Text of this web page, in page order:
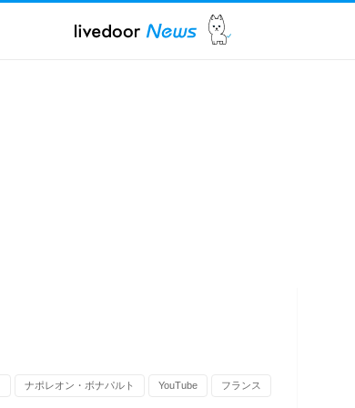
ナポレオン・ボナパルト YouTube フランス